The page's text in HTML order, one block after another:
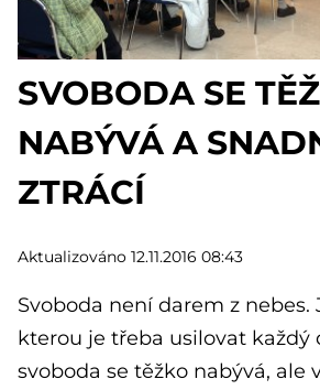
SVOBODA SE
NABÝVÁ A
ZTRÁCÍ
Aktualizováno 12.11.2016 08:43
Svoboda není darem z nebes.
kterou je třeba usilovat každý
svoboda se těžko nabývá, ale